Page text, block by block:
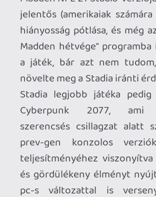
Ami viszont hosszú távon kellene a
Stadiának, az a Pro előfizetők minél
nagyobb száma. A Pro szolgáltatás egy
furcsa jószág: az átlagos játékosnak
ugyanis egyáltalán nincsen szüksége rá. A
fentebb említett ingyenesek mellett a
külön vásárolt játékok is simán
játszhatók 1080p-ben base account-tal.
A Pro időszakos játékkönyvtára bár
próbálkozik (tök új címek, mint az El Hijo
vagy a Little Nightmares II is rögtön
bekerültek), és a korábbiak között is
vannak jók/népszerűek (Superhot,
Hitman, PUBG), összességében
egyáltalán nem vonzó a kínálat, főleg a
konkurensekhez viszonyítva. Az ún.